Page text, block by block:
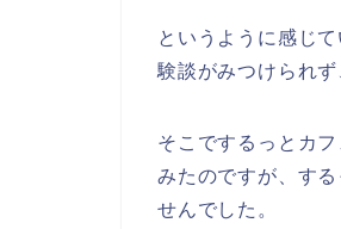
というように感じ
験談がみつけられ
そこでするっとカ
みたのですが、す
せんでした。